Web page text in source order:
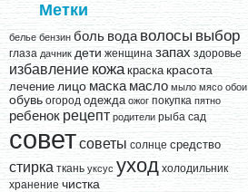
Метки
белье бензин боль вода волосы выбор
глаза дачник дети женщина запах здоровье
избавление кожа краска красота
лечение лицо маска масло мыло мясо обои
обувь огород одежда ожог покупка пятно
ребенок рецепт родители рыба сад
советсоветы солнце средство
стирка ткань уксус уход холодильник
хранение чистка